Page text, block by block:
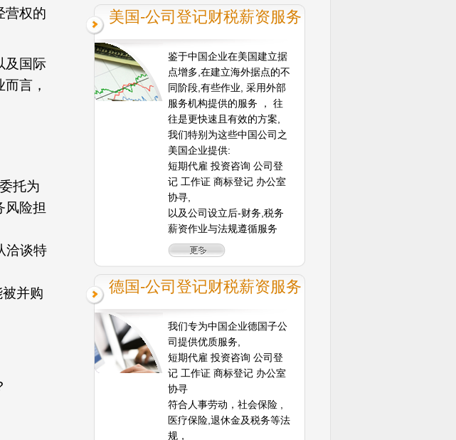
营权的
及国际
言，
托为
风险担
洽谈特
并购
美国-公司登记财税薪资服务
鉴于中国企业在美国建立据
点增多,在建立海外据点的不
同阶段,有些作业, 采用外部
服务机构提供的服务 ， 往
往是更快速且有效的方案,
我们特别为这些中国公司之
美国企业提供:
短期代雇 投资咨询 公司登
记 工作证 商标登记 办公室
协寻,
以及公司设立后-财务,税务
薪资作业与法规遵循服务
德国-公司登记财税薪资服务
我们专为中国企业德国子公
司提供优质服务,
短期代雇 投资咨询 公司登
记 工作证 商标登记 办公室
协寻
符合人事劳动，社会保险 ,
医疗保险,退休金及税务等法
规，